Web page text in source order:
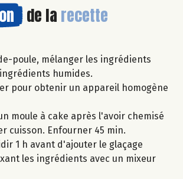
de la recette
poule, mélanger les ingrédients
humides.
pour obtenir un appareil homogène
moule à cake après l'avoir chemisé
cuisson. Enfourner 45 min.
1 h avant d'ajouter le glaçage
les ingrédients avec un mixeur